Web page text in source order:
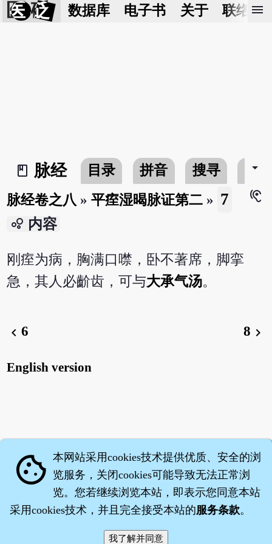
医 砭 数据库 电子书 关于 联络我
menu
book_2
脉经 目录 拼音 搜寻 书介
arrow_drop_down
脉经卷之八 »平痓湿暍脉证第二 » 7
hearing
bubble_chart 内容
刚痓为病，胸满口噤，卧不著席，脚挛
急，其人必齘齿，可与大承气汤。
chevron_left6 8 chevron_right
English version
cookie 本网站采用cookies技术提供优质、安全的浏
览服务，关闭cookies可能导致无法正常浏
览。您若继续浏览本站，即表示您同意本站
采用cookies技术，并且完全接受本站的服务条款。